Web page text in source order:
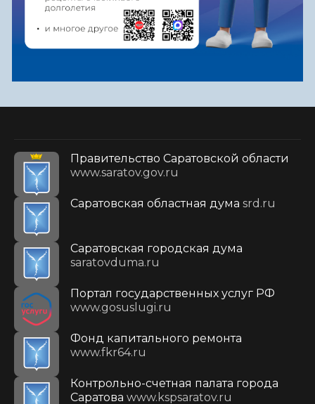
Правительство Саратовской области
www.saratov.gov.ru
Саратовская областная дума srd.ru
Саратовская городская дума
saratovduma.ru
Портал государственных услуг РФ
www.gosuslugi.ru
Фонд капитального ремонта
www.fkr64.ru
Контрольно-счетная палата города
Саратова www.kspsaratov.ru